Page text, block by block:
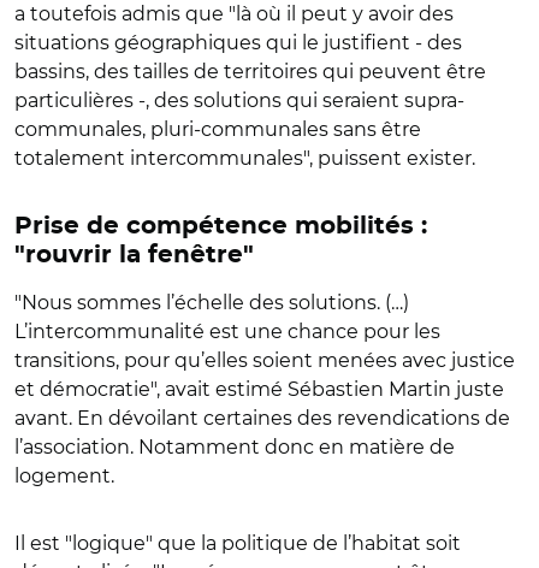
a toutefois admis que "là où il peut y avoir des
situations géographiques qui le justifient - des
bassins, des tailles de territoires qui peuvent être
particulières -, des solutions qui seraient supra-
communales, pluri-communales sans être
totalement intercommunales", puissent exister.
Prise de compétence mobilités :
"rouvrir la fenêtre"
"Nous sommes l’échelle des solutions. (…)
L’intercommunalité est une chance pour les
transitions, pour qu’elles soient menées avec justice
et démocratie", avait estimé Sébastien Martin juste
avant. En dévoilant certaines des revendications de
l’association. Notamment donc en matière de
logement.
Il est "logique" que la politique de l’habitat soit